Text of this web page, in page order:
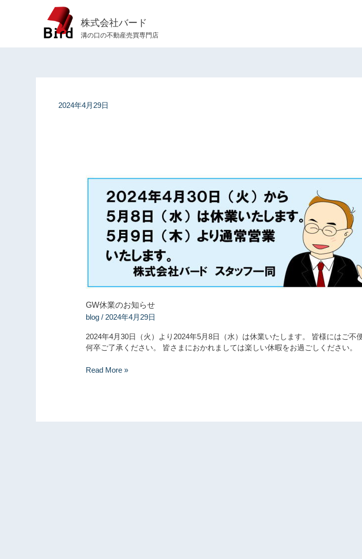
キ
株式会社バード
溝の口の不動産売買専門店
2024年4月29日
GW休業のお知らせ
blog / 2024年4月29日
2024年4月30日（火）より2024年5月8日（水）は休業いたします。 皆様にはご不
何卒ご了承ください。 皆さまにおかれましては楽しい休暇をお過ごしください。
GW
Read More »